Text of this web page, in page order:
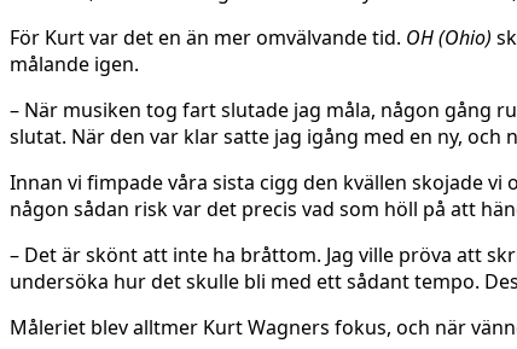
För Kurt var det en än mer omvälvande tid. OH (Ohio)
målande igen.
– När musiken tog fart slutade jag måla, någon gång
slutat. När den var klar satte jag igång med en ny,
Innan vi fimpade våra sista cigg den kvällen skojade
någon sådan risk var det precis vad som höll på att
– Det är skönt att inte ha bråttom. Jag ville pröva att
undersöka hur det skulle bli med ett sådant tempo.
Måleriet blev alltmer Kurt Wagners fokus, och när